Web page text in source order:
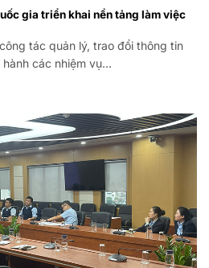
gia triển khai nền tảng làm việc
tác quản lý, trao đổi thông tin
các nhiệm vụ…